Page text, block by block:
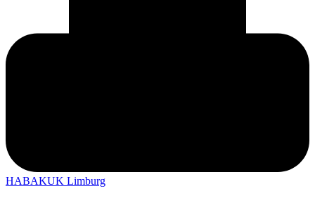
HABAKUK Limburg